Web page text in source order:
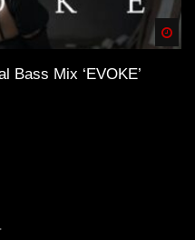
Bass Mix ‘EVOKE’